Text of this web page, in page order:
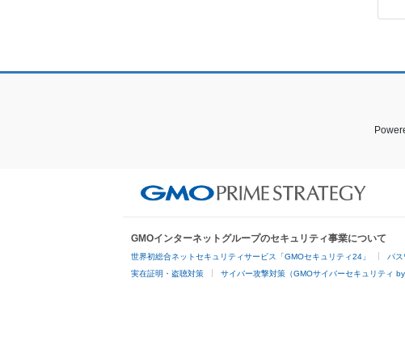
GMOインターネットグループのセキュリティ事業について
世界初総合ネットセキュリティサービス「GMOセキュリティ24」 パ
実在証明・盗聴対策 サイバー攻撃対策（GMOサイバーセキュリティ by